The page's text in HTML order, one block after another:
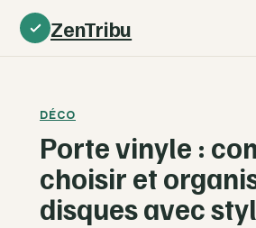
ZenTribu
DÉCO
Porte vinyle :
choisir et
disques avec